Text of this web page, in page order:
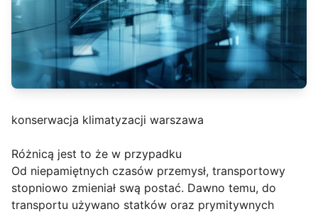
konserwacja klimatyzacji warszawa
Różnicą jest to że w przypadku
Od niepamiętnych czasów przemysł, transportowy
stopniowo zmieniał swą postać. Dawno temu, do
transportu używano statków oraz prymitywnych